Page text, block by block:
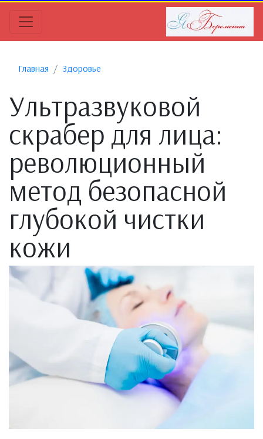
Главная Здоровье
Ультразвуковой
скрабер для лица:
революционный
метод безопасной
глубокой чистки
кожи